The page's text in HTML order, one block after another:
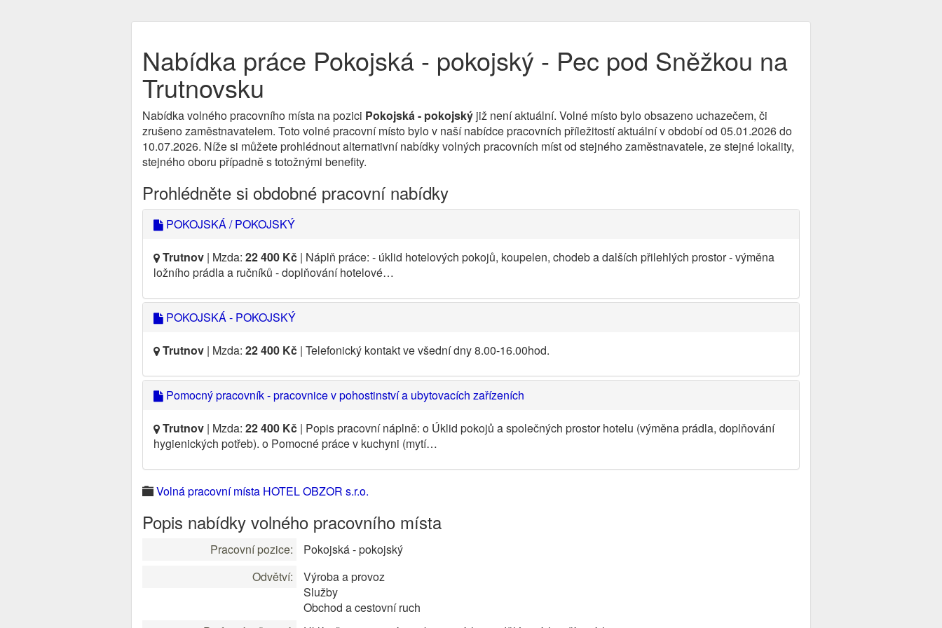
Nabídka práce Pokojská - pokojský - Pec pod Sněžkou na
Trutnovsku
Nabídka volného pracovního místa na pozici Pokojská - pokojský již není aktuální. Volné místo bylo obsazeno uchazečem, či
zrušeno zaměstnavatelem. Toto volné pracovní místo bylo v naší nabídce pracovních příležitostí aktuální v období od 05.01.2026 do
10.07.2026. Níže si můžete prohlédnout alternativní nabídky volných pracovních míst od stejného zaměstnavatele, ze stejné lokality,
stejného oboru případně s totožnými benefity.
Prohlédněte si obdobné pracovní nabídky
POKOJSKÁ / POKOJSKÝ
Trutnov | Mzda: 22 400 Kč | Náplň práce: - úklid hotelových pokojů, koupelen, chodeb a dalších přilehlých prostor - výměna
ložního prádla a ručníků - doplňování hotelové…
POKOJSKÁ - POKOJSKÝ
Trutnov | Mzda: 22 400 Kč | Telefonický kontakt ve všední dny 8.00-16.00hod.
Pomocný pracovník - pracovnice v pohostinství a ubytovacích zařízeních
Trutnov | Mzda: 22 400 Kč | Popis pracovní náplně: o Úklid pokojů a společných prostor hotelu (výměna prádla, doplňování
hygienických potřeb). o Pomocné práce v kuchyni (mytí…
Volná pracovní místa HOTEL OBZOR s.r.o.
Popis nabídky volného pracovního místa
Pracovní pozice:
Pokojská - pokojský
Odvětví:
Výroba a provoz
Služby
Obchod a cestovní ruch